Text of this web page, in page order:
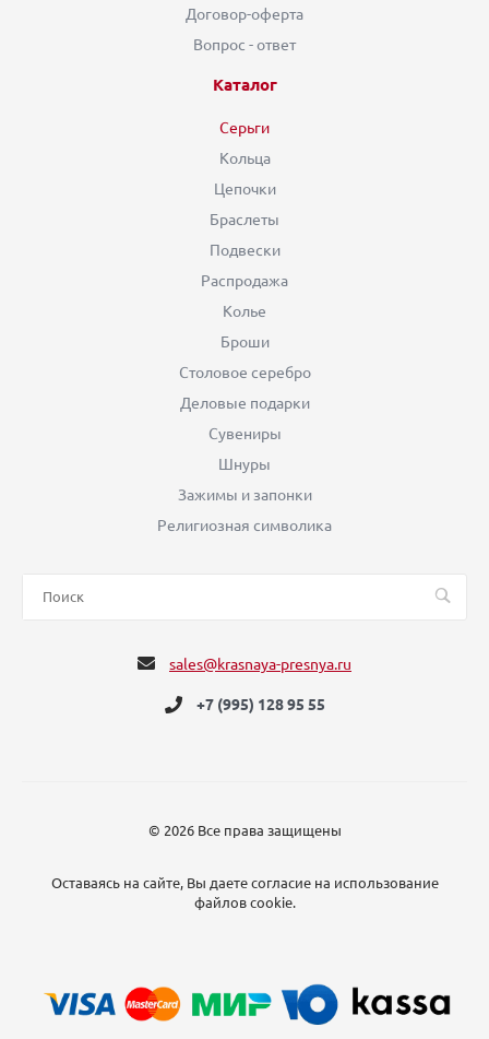
Договор-оферта
Вопрос - ответ
Каталог
Серьги
Кольца
Цепочки
Браслеты
Подвески
Распродажа
Колье
Броши
Столовое серебро
Деловые подарки
Сувениры
Шнуры
Зажимы и запонки
Религиозная символика
sales@krasnaya-presnya.ru
+7 (995) 128 95 55
© 2026 Все права защищены
Оставаясь на сайте, Вы даете согласие на использование
файлов cookie.